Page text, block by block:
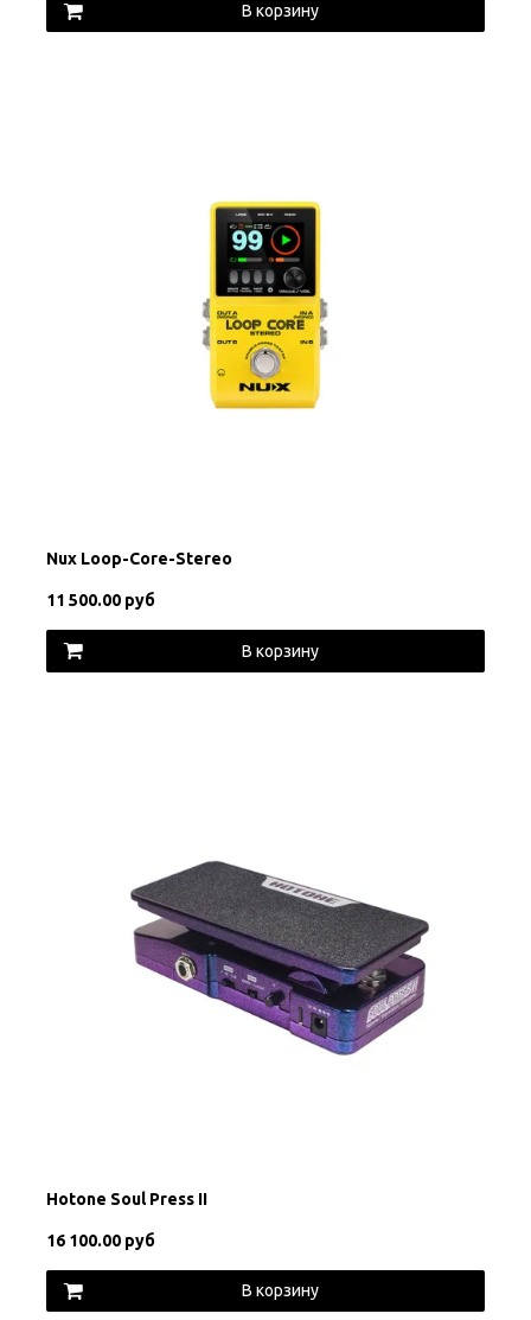
В корзину
Nux Loop-Core-Stereo
11 500.00 руб
В корзину
Hotone Soul Press II
16 100.00 руб
В корзину